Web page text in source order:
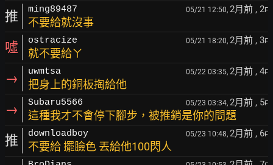
推 ming89487 05/21 12:50, 2月前 , 2F
不要給就沒事
噓 ostracize 05/21 18:20, 2月前 , 3F
就不要給ㄚ
→ uwmtsa 05/22 03:35, 2月前 , 4F
把身上的銅板掏給他
→ Subaru5566 05/23 03:34, 2月前 , 5F
這種我才不會停下腳步，被推銷是你的問題
推 downloadboy 05/23 10:48, 2月前 , 6F
不要給 擺臉色 丟給他100閃人